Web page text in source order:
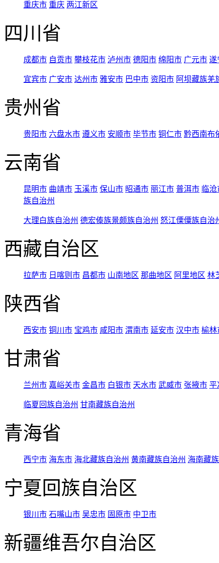
重庆市 重庆 两江新区
四川省
成都市 自贡市 攀枝花市 泸州市 德阳市 绵阳市 广元市 遂
宜宾市 广安市 达州市 雅安市 巴中市 资阳市 阿坝藏族羌
贵州省
贵阳市 六盘水市 遵义市 安顺市 毕节市 铜仁市 黔西南布
云南省
昆明市 曲靖市 玉溪市 保山市 昭通市 丽江市 普洱市 临
族自治州
大理白族自治州 德宏傣族景颇族自治州 怒江傈僳族自治
西藏自治区
拉萨市 日喀则市 昌都市 山南地区 那曲地区 阿里地区 林
陕西省
西安市 铜川市 宝鸡市 咸阳市 渭南市 延安市 汉中市 榆林
甘肃省
兰州市 嘉峪关市 金昌市 白银市 天水市 武威市 张掖市 平
临夏回族自治州 甘南藏族自治州
青海省
西宁市 海东市 海北藏族自治州 黄南藏族自治州 海南藏
宁夏回族自治区
银川市 石嘴山市 吴忠市 固原市 中卫市
新疆维吾尔自治区